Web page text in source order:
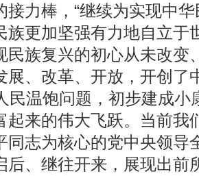
接力棒，“继续为实现中
族更加坚强有力地自立于
民族复兴的初心从未改变
展、改革、开放，开创了
民温饱问题，初步建成小
起来的伟大飞跃。当前我
同志为核心的党中央领
后、继往开来，展现出前